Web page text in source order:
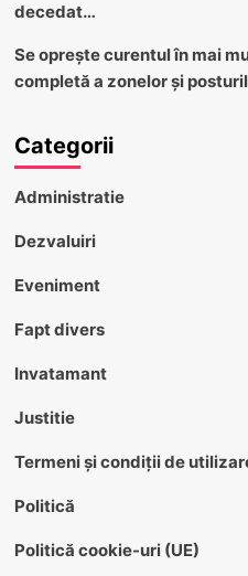
decedat…
Se oprește curentul în mai
completă a zonelor și
Categorii
Administratie
Dezvaluiri
Eveniment
Fapt divers
Invatamant
Justitie
Termeni și condiții de
Politică
Politică cookie-uri (UE)